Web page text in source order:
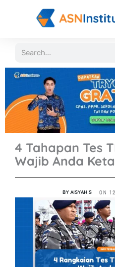
Search
4 Tahapan Tes
Wajib Anda
BYAISYAH S ON